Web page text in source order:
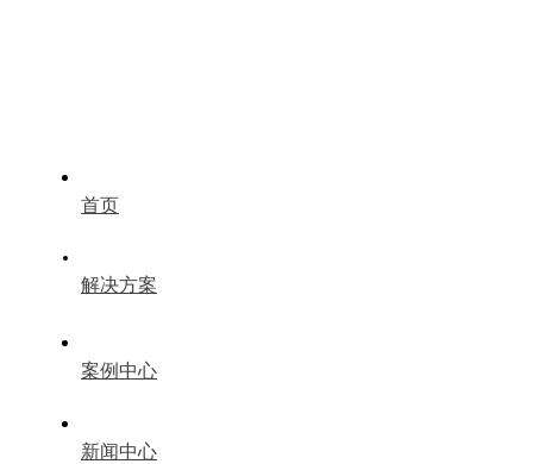
首页
解决方案
案例中心
新闻中心